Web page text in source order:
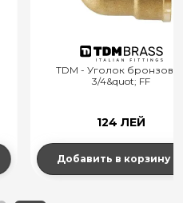
TDM - Уголок
3/4&quot; FF
124 ЛЕЙ
Добавить в корзину